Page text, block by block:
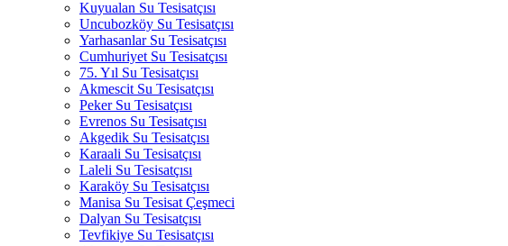
Kuyualan Su Tesisatçısı
Uncubozköy Su Tesisatçısı
Yarhasanlar Su Tesisatçısı
Cumhuriyet Su Tesisatçısı
75. Yıl Su Tesisatçısı
Akmescit Su Tesisatçısı
Peker Su Tesisatçısı
Evrenos Su Tesisatçısı
Akgedik Su Tesisatçısı
Karaali Su Tesisatçısı
Laleli Su Tesisatçısı
Karaköy Su Tesisatçısı
Manisa Su Tesisat Çeşmeci
Dalyan Su Tesisatçısı
Tevfikiye Su Tesisatçısı